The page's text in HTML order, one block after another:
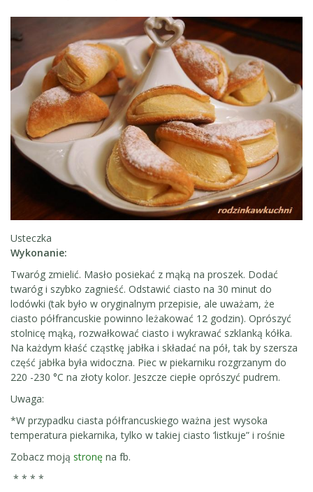
Usteczka
Wykonanie:
Twaróg zmielić. Masło posiekać z mąką na proszek. Dodać
twaróg i szybko zagnieść. Odstawić ciasto na 30 minut do
lodówki (tak było w oryginalnym przepisie, ale uważam, że
ciasto półfrancuskie powinno leżakować 12 godzin). Oprószyć
stolnicę mąką, rozwałkować ciasto i wykrawać szklanką kółka.
Na każdym kłaść cząstkę jabłka i składać na pół, tak by szersza
część jabłka była widoczna. Piec w piekarniku rozgrzanym do
220 -230 °C na złoty kolor. Jeszcze ciepłe oprószyć pudrem.
Uwaga:
*W przypadku ciasta półfrancuskiego ważna jest wysoka
temperatura piekarnika, tylko w takiej ciasto ‘listkuje” i rośnie
Zobacz moją stronę na fb.
* * * *